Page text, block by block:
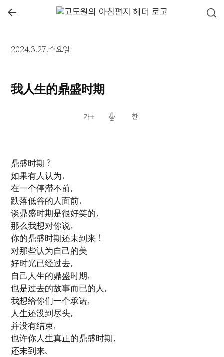
←
2024.3.27.수요일
我人生的鼎盛时期
鼎盛时期？
如果有人认为，
在一个停滞不前，
跌落低谷的人面前，
谈鼎盛时期是很好笑的，
那么我想对你说，
你的鼎盛时期还未到来！
对那些认为自己的美
好时光已经过去，
自己人生的鼎盛时期，
也是过去的故事而已的人，
我想给你们一个承诺，
人生还没到尽头，
并没有结束，
也许你人生真正的鼎盛时期，
还未到来。